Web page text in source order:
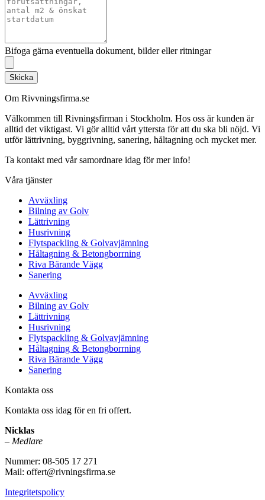
Bifoga gärna eventuella dokument, bilder eller ritningar
Skicka
Om Rivvningsfirma.se
Välkommen till Rivningsfirman i Stockholm. Hos oss är kunden är
alltid det viktigast. Vi gör alltid vårt yttersta för att du ska bli nöjd. Vi
utför lättrivning, byggrivning, sanering, håltagning och mycket mer.
Ta kontakt med vår samordnare idag för mer info!
Våra tjänster
Avväxling
Bilning av Golv
Lättrivning
Husrivning
Flytspackling & Golvavjämning
Håltagning & Betongborrning
Riva Bärande Vägg
Sanering
Avväxling
Bilning av Golv
Lättrivning
Husrivning
Flytspackling & Golvavjämning
Håltagning & Betongborrning
Riva Bärande Vägg
Sanering
Kontakta oss
Kontakta oss idag för en fri offert.
Nicklas
– Medlare
Nummer: 08-505 17 271
Mail: offert@rivningsfirma.se
Integritetspolicy